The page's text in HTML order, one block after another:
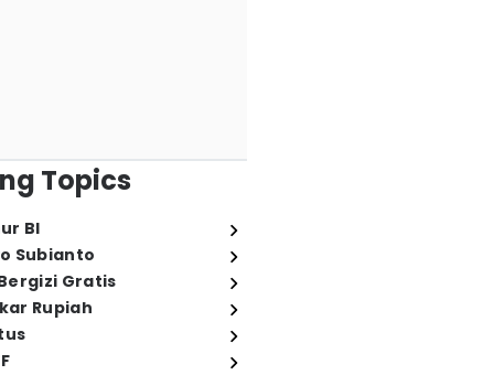
Topics
BI
Subianto
Gratis
Rupiah